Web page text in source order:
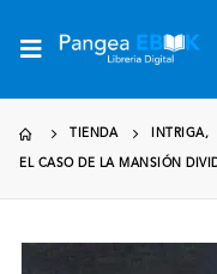
TIENDA INTRIGA,
EL CASO DE LA MANSIÓN